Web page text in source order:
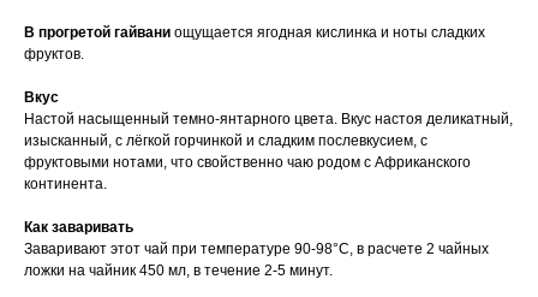
В прогретой гайвани ощущается ягодная кислинка и ноты сладких
фруктов.
Вкус
Настой насыщенный темно-янтарного цвета. Вкус настоя деликатный,
изысканный, с лёгкой горчинкой и сладким послевкусием, с
фруктовыми нотами, что свойственно чаю родом с Африканского
континента.
Как заваривать
Заваривают этот чай при температуре 90-98°C, в расчете 2 чайных
ложки на чайник 450 мл, в течение 2-5 минут.